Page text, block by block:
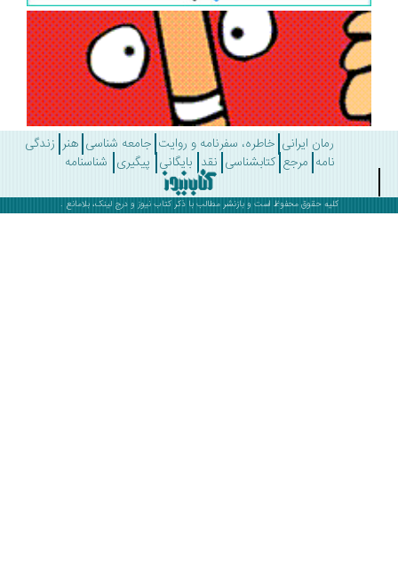
رمان ایرانی خاطره، سفرنامه و روایت جامعه شناسی هنر زندگی
مرجع کتابشناسی نقد بایگانی پیگیری شناسنامه
کلیه حقوق محفوظ است و بازنشر مطالب با ذکرکتاب نیوز و درج لینک، بلامانع .